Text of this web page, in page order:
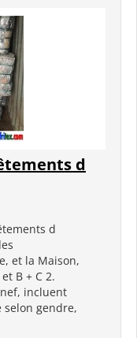
d
d
et la Maison,
B + C 2.
nef, incluent
selon gendre,